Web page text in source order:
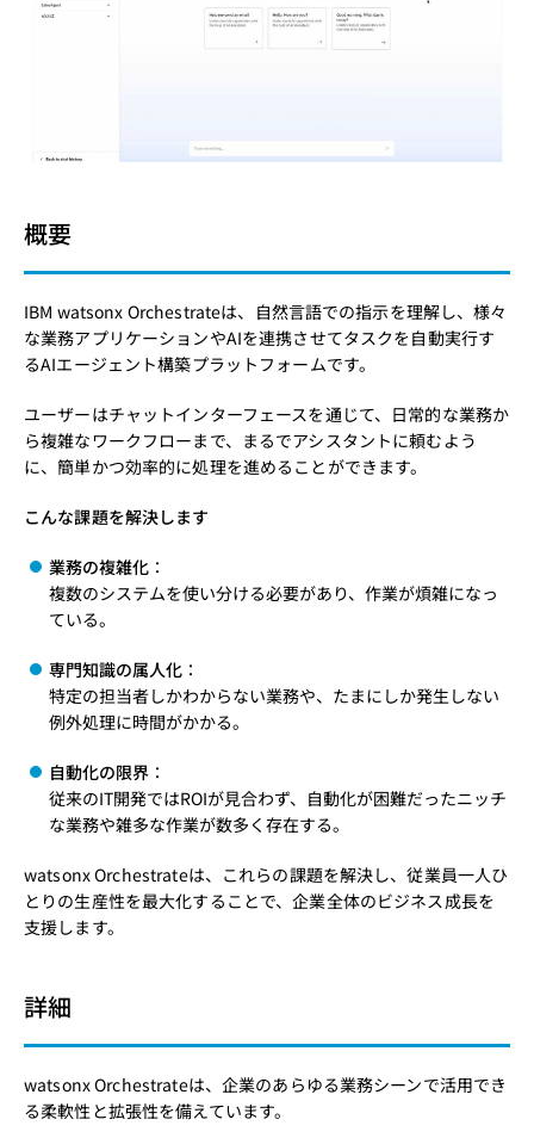
概要
IBM watsonx Orchestrateは、自然言語での指示を理解し、様々
な業務アプリケーションやAIを連携させてタスクを自動実行す
るAIエージェント構築プラットフォームです。
ユーザーはチャットインターフェースを通じて、日常的な業務か
ら複雑なワークフローまで、まるでアシスタントに頼むよう
に、簡単かつ効率的に処理を進めることができます。
こんな課題を解決します
業務の複雑化 ：
複数のシステムを使い分ける必要があり、作業が煩雑になっ
ている。
専門知識の属人化 ：
特定の担当者しかわからない業務や、たまにしか発生しない
例外処理に時間がかかる。
自動化の限界 ：
従来のIT開発ではROIが見合わず、自動化が困難だったニッチ
な業務や雑多な作業が数多く存在する。
watsonx Orchestrateは、これらの課題を解決し、従業員一人ひ
とりの生産性を最大化することで、企業全体のビジネス成長を
支援します。
詳細
watsonx Orchestrateは、企業のあらゆる業務シーンで活用でき
る柔軟性と拡張性を備えています。